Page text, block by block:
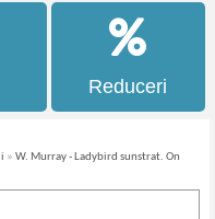
Reduceri
»W. Murray - Ladybird sunstrat. On